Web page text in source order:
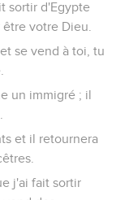
sortir d'Egypte
votre Dieu.
se vend à toi, tu
un immigré ; il
et il retournera
j'ai fait sortir